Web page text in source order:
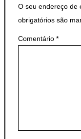
O seu endereço de
obrigatórios são
Comentário *